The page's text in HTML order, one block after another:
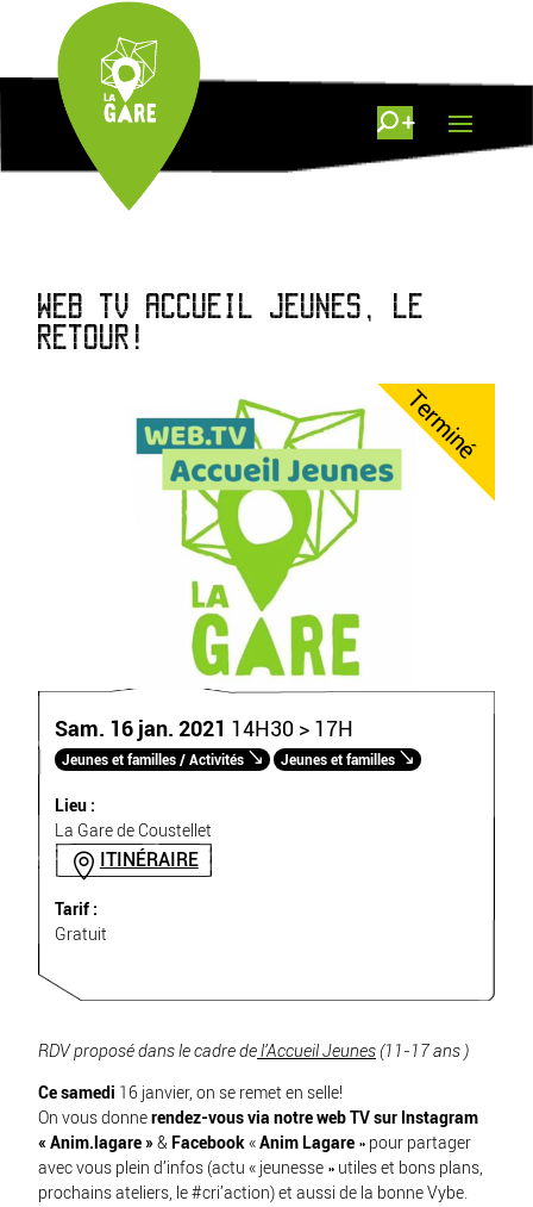
WEB TV ACCUEIL JEUNES, LE
RETOUR!
Terminé
Sam. 16 jan. 2021 14H30 > 17H
Jeunes et familles / Activités Jeunes et familles
Lieu :
La Gare de Coustellet
ITINÉRAIRE
Tarif :
Gratuit
RDV proposé dans le cadre del’Accueil Jeunes(11-17 ans )
Ce samedi 16 janvier, on se remet en selle!
On vous donnerendez-vous via notre web TV sur Instagram
« Anim.lagare » & Facebook«Anim Lagare » pour partager
avec vous plein d’infos (actu « jeunesse » utiles et bons plans,
prochains ateliers, le#cri’action) et aussi de la bonne Vybe.